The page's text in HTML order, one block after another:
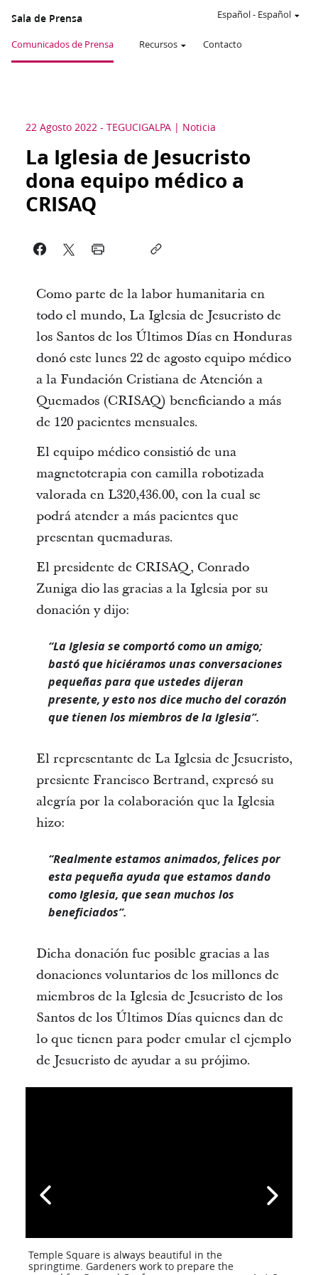
Sala de Prensa
Comunicados de Prensa Recursos Contacto
Español- Español
22 Agosto 2022 - TEGUCIGALPA Noticia
La Iglesia de Jesucristo
dona equipo médico a
CRISAQ
Como parte de la labor humanitaria en
todo el mundo, La Iglesia de Jesucristo de
los Santos de los Últimos Días en Honduras
donó este lunes 22 de agosto equipo médico
a la Fundación Cristiana de Atención a
Quemados (CRISAQ) beneficiando a más
de 120 pacientes mensuales.
El equipo médico consistió de una
magnetoterapia con camilla robotizada
valorada en L320,436.00, con la cual se
podrá atender a más pacientes que
presentan quemaduras.
El presidente de CRISAQ, Conrado
Zuniga dio las gracias a la Iglesia por su
donación y dijo:
“La Iglesia se comportó como un amigo;
bastó que hiciéramos unas conversaciones
pequeñas para que ustedes dijeran
presente, y esto nos dice mucho del corazón
que tienen los miembros de la Iglesia”.
El representante de La Iglesia de Jesucristo,
presiente Francisco Bertrand, expresó su
alegría por la colaboración que la Iglesia
hizo:
“Realmente estamos animados, felices por
esta pequeña ayuda que estamos dando
como Iglesia, que sean muchos los
beneficiados”.
Dicha donación fue posible gracias a las
donaciones voluntarios de los millones de
miembros de la Iglesia de Jesucristo de los
Santos de los Últimos Días quienes dan de
lo que tienen para poder emular el ejemplo
de Jesucristo de ayudar a su prójimo.
Temple Square is always beautiful in the
springtime. Gardeners work to prepare the